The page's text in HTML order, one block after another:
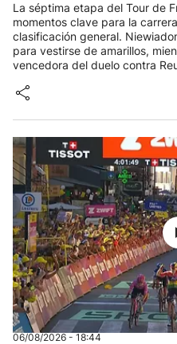
La séptima etapa del Tour de
momentos clave para la
clasificación general.
para vestirse de amarillos,
vencedora del duelo contra
06/08/2026 - 18:44